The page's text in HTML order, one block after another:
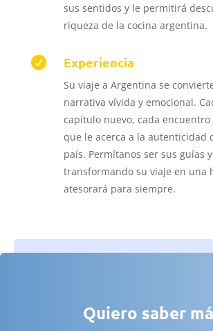
sus sentidos y le permitirá
riqueza de la cocina argentina.
 Experiencia
Su viaje a Argentina se
narrativa vívida y emocional.
capítulo nuevo, cada
que le acerca a la autenticidad
país. Permítanos ser sus guías
transformando su viaje en una
atesorará para siempre.
Quiero saber